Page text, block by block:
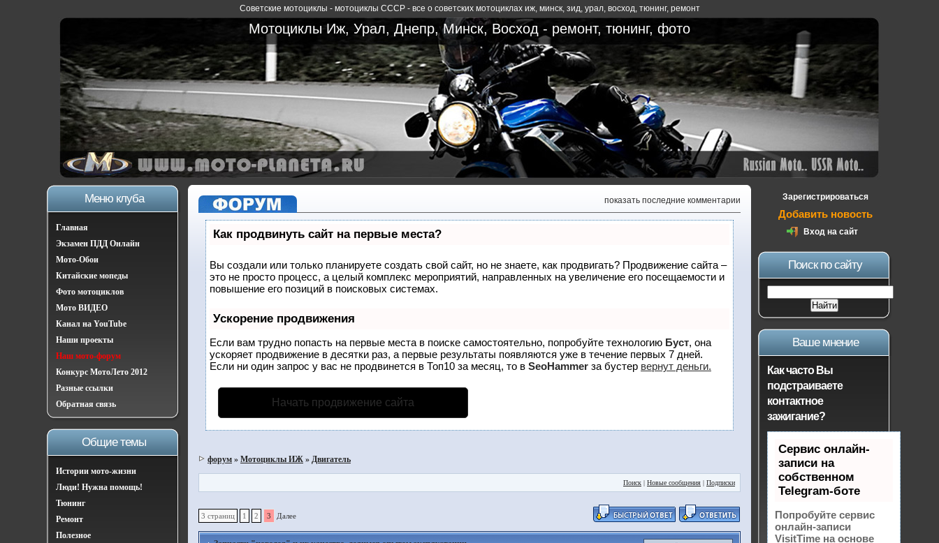
Советские мотоциклы - мотоциклы СССР - все о советских мотоциклах иж, минск, зид, урал, восход,тюнинг,ремонт
Мотоциклы Иж, Урал, Днепр, Минск, Восход - ремонт, тюнинг, фото
Меню клуба
Главная
Экзамен ПДД Онлайн
Мото-Обои
Китайские мопеды
Фото мотоциклов
Мото ВИДЕО
Канал на YouTube
Наши проекты
Наш мото-форум
Конкурс МотоЛето 2012
Разные ссылки
Обратная связь
Общие темы
Истории мото-жизни
Люди! Нужна помощь!
Тюнинг
Ремонт
Полезное
показать последние комментарии
Как продвинуть сайт на первые места?
Вы создали или только планируете создать свой сайт, но не знаете, как продвигать? Продвижение сайта –
это не просто процесс, а целый комплекс мероприятий, направленных на увеличение его посещаемости и
повышение его позиций в поисковых системах.
Ускорение продвижения
Если вам трудно попасть на первые места в поиске самостоятельно, попробуйте технологию Буст, она
ускоряет продвижение в десятки раз, а первые результаты появляются уже в течение первых 7 дней.
Если ни один запрос у вас не продвинется в Топ10 за месяц, то в SeoHammer за бустер вернут деньги.
Начать продвижение сайта
форум » Мотоциклы ИЖ » Двигатель
Поиск | Новые сообщения | Подписки
3 страниц 1 2 3 Далее
Зарегистрироваться
Добавить новость
Вход на сайт
Поиск по сайту
Ваше мнение
Как часто Вы
подстраиваете
контактное
зажигание?
Сервис онлайн-
записи на
собственном
Telegram-боте
Попробуйте сервис
онлайн-записи
VisitTime на основе